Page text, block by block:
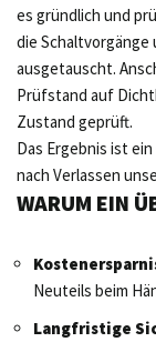
es gründlich und
die
ausgetauscht.
Prüfstand auf
Zustand geprüft.
Das Ergebnis ist
nach Verlassen
WARUM EIN
Neuteils beim
Langfristige